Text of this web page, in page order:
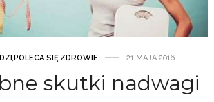
,POLECA SIĘ,ZDROWIE 21 MAJA 2016
skutki nadwagi